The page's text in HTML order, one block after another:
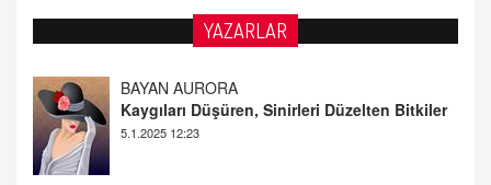
YAZARLAR
DOKTOR CİVANIM
Mastürbasyon ve Tatmin: Bir Keşif Yolculuğu
13.11.2024 22:51